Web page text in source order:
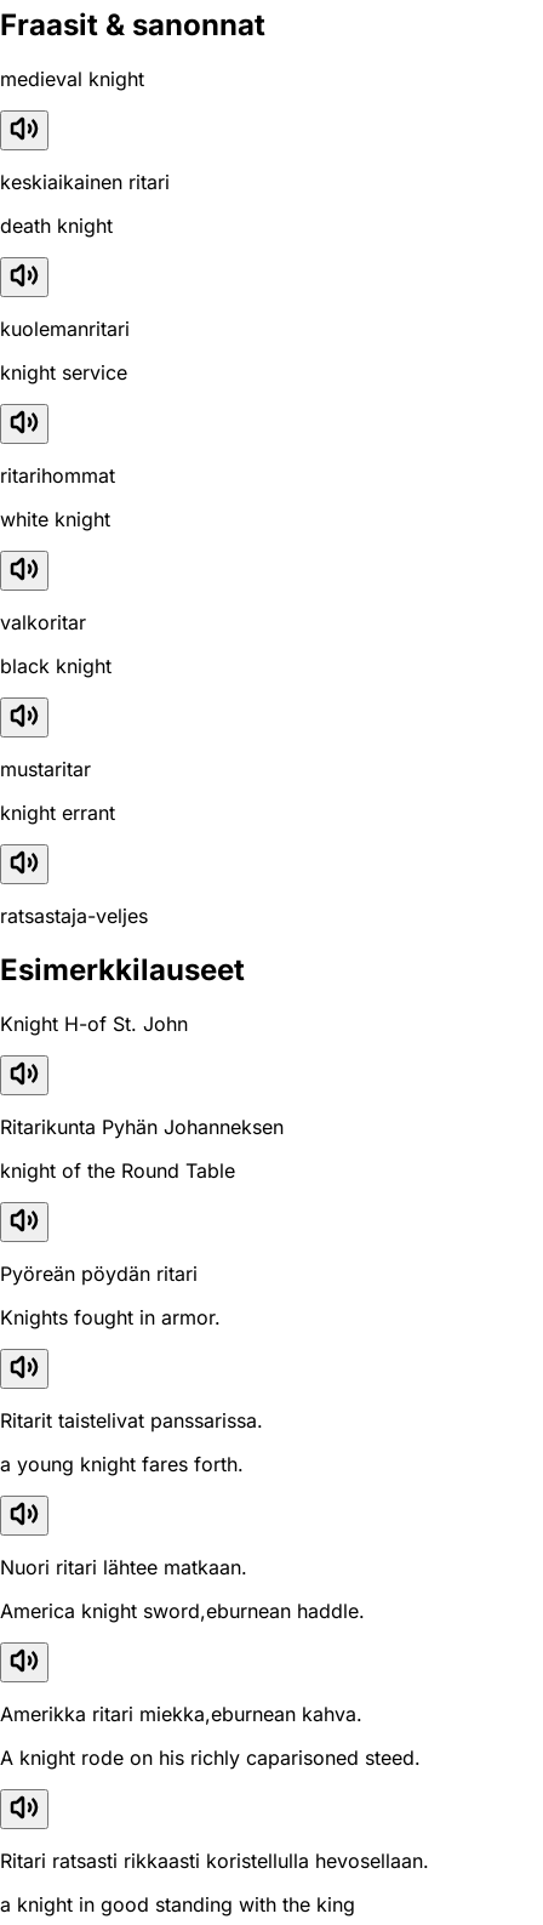
Fraasit & sanonnat
medieval knight
keskiaikainen ritari
death knight
kuolemanritari
knight service
ritarihommat
white knight
valkoritar
black knight
mustaritar
knight errant
ratsastaja-veljes
Esimerkkilauseet
Knight H-of St. John
Ritarikunta Pyhän Johanneksen
knight of the Round Table
Pyöreän pöydän ritari
Knights fought in armor.
Ritarit taistelivat panssarissa.
a young knight fares forth.
Nuori ritari lähtee matkaan.
America knight sword,eburnean haddle.
Amerikka ritari miekka,eburnean kahva.
A knight rode on his richly caparisoned steed.
Ritari ratsasti rikkaasti koristellulla hevosellaan.
a knight in good standing with the king